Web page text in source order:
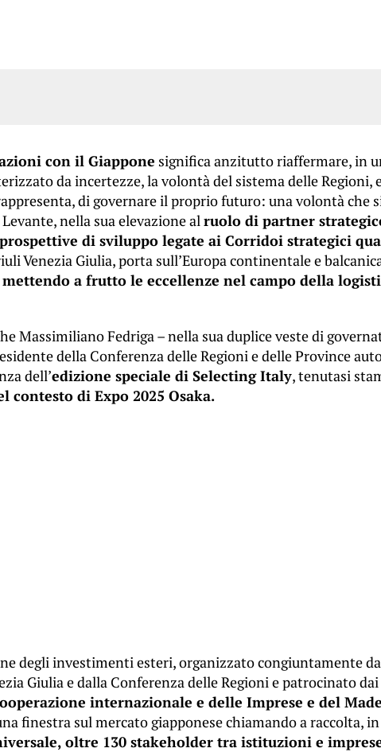
con il Giappone significa anzitutto riaffermare, in
da incertezze, la volontà del sistema delle Regioni,
di governare il proprio futuro: una volontà che
nella sua elevazione alruolo di partner
di sviluppo legate ai Corridoi strategici
Venezia Giulia, porta sull’Europa continentale e
a frutto le eccellenze nel campo della
Massimiliano Fedriga – nella sua duplice veste di
della Conferenza delle Regioni e delle Province
dell’edizione speciale di Selecting Italy, tenutasi
contesto di Expo 2025 Osaka.
degli investimenti esteri, organizzato congiuntamente
Giulia e dalla Conferenza delle Regioni e patrocinato
internazionale e delle Imprese e del
finestra sul mercato giapponese chiamando a raccolta, in
oltre 130 stakeholder tra istituzioni e